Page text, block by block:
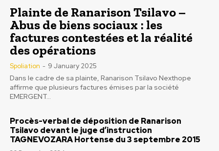
Plainte de Ranarison Tsilavo –
Abus de biens sociaux : les
factures contestées et la réalité
des opérations
Spoliation - 9 January 2025
Dans le cadre de sa plainte, Ranarison Tsilavo Nexthope
affirme que plusieurs factures émises par la société
EMERGENT...
Procès-verbal de déposition de Ranarison
Tsilavo devant le juge d’instruction
TAGNEVOZARA Hortense du 3 septembre 2015